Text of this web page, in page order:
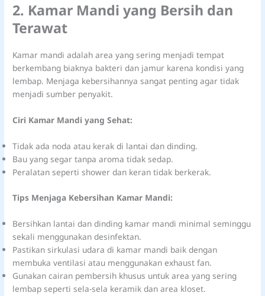
2. Kamar Mandi yang Bersih dan
Terawat
Kamar mandi adalah area yang sering menjadi tempat
berkembang biaknya bakteri dan jamur karena kondisi yang
lembap. Menjaga kebersihannya sangat penting agar tidak
menjadi sumber penyakit.
Ciri Kamar Mandi yang Sehat:
Tidak ada noda atau kerak di lantai dan dinding.
Bau yang segar tanpa aroma tidak sedap.
Peralatan seperti shower dan keran tidak berkerak.
Tips Menjaga Kebersihan Kamar Mandi:
Bersihkan lantai dan dinding kamar mandi minimal seminggu
sekali menggunakan desinfektan.
Pastikan sirkulasi udara di kamar mandi baik dengan
membuka ventilasi atau menggunakan exhaust fan.
Gunakan cairan pembersih khusus untuk area yang sering
lembap seperti sela-sela keramik dan area kloset.